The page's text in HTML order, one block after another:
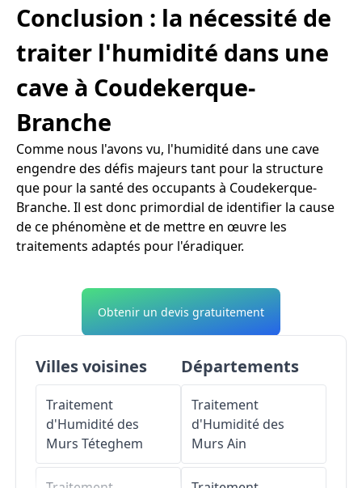
Conclusion : la nécessité de
traiter l'humidité dans une
cave à Coudekerque-
Branche
Comme nous l'avons vu, l'humidité dans une cave
engendre des défis majeurs tant pour la structure
que pour la santé des occupants à Coudekerque-
Branche. Il est donc primordial de identifier la cause
de ce phénomène et de mettre en œuvre les
traitements adaptés pour l'éradiquer.
Obtenir un devis gratuitement
Villes voisines
Traitement
d'Humidité des
Murs Téteghem
Départements
Traitement
d'Humidité des
Murs Ain